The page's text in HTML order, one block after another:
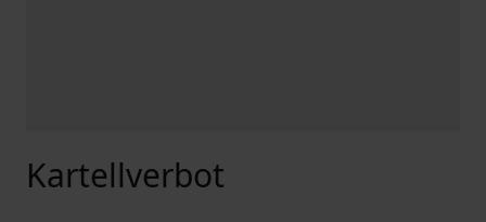
Kartellverbot